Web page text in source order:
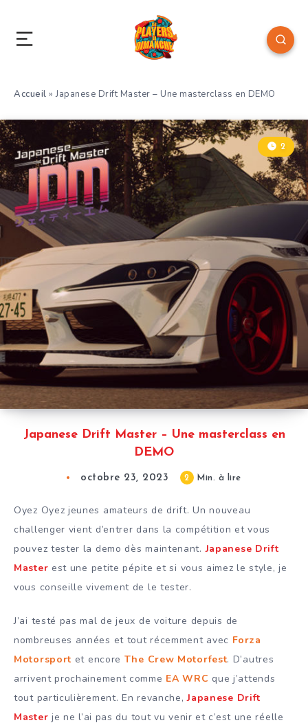
Accueil »Japanese Drift Master – Une masterclass en DEMO
Japanese Drift Master – Une masterclass en
DEMO
2
octobre 23, 2023 2 Min. à lire
Oyez Oyez jeunes amateurs de drift. Un nouveau
challenger vient d’entrer dans la compétition et vous
pouvez tester la demo dès maintenant.Japanese Drift
Master est une petite pépite et si vous aimez le style, je
vous conseille vivement de le tester.
J’ai testé pas mal de jeux de voiture depuis de
nombreuses années et tout récemment avec Forza
Motorsport et encore The Crew Motorfest. D’autres
arrivent prochainement comme EA WRC que j’attends
tout particulièrement. En revanche,Japanese Drift
Master je ne l’ai pas du tout vu venir et c’est une réelle